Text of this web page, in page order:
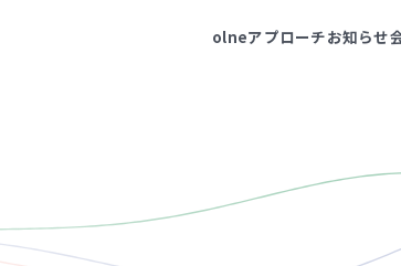
olneアプローチお知らせ